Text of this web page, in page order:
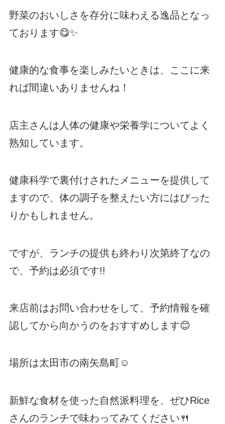
野菜のおいしさを存分に味わえる逸品となっ
ております😋✨
健康的な食事を楽しみたいときは、ここに来
れば間違いありませんね！
店主さんは人体の健康や栄養学についてよく
熟知しています。
健康科学で裏付けされたメニューを提供して
ますので、体の調子を整えたい方にはぴった
りかもしれません。
ですが、ランチの提供も終わり次第終了なの
で、予約は必須です!!
来店前はお問い合わせをして、予約情報を確
認してから向かうのをおすすめします😊
場所は太田市の南矢島町☺
新鮮な食材を使った自然派料理を、ぜひRice
さんのランチで味わってみてください🍴